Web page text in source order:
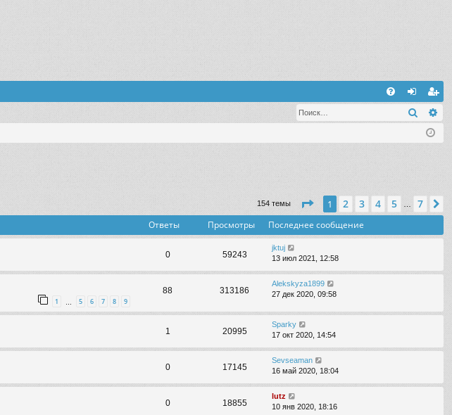
хо ег
ис
ия
Поиск
154 темы Страница из 7
1 2 3 4 5 … 7
Ответы Просмотры Последнее сообщение
0 59243
jktuj
13 июл 2021, 12:58
1 5 6 7 8 9
88 313186
Alekskyza1899
27 дек 2020, 09:58
1 20995
Sparky
17 окт 2020, 14:54
0 17145
Sevseaman
16 май 2020, 18:04
0 18855
lutz
10 янв 2020, 18:16